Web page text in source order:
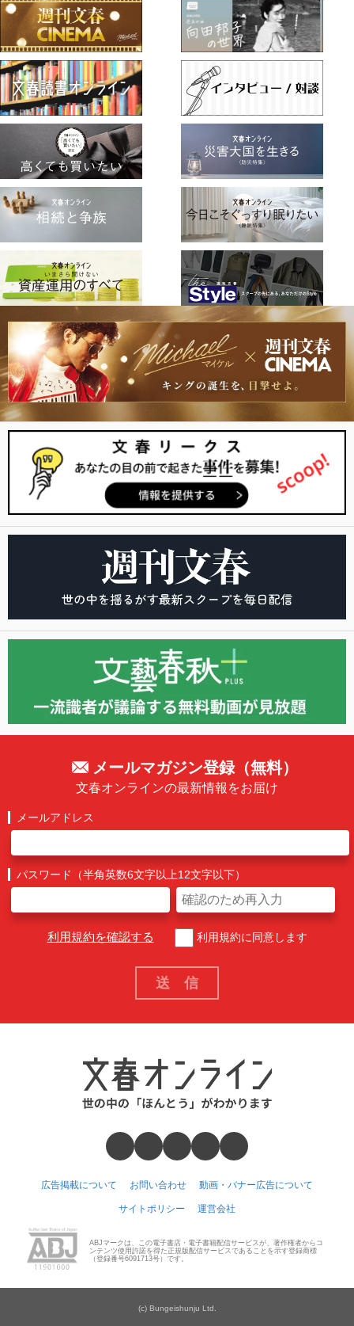
メールマガジン登録（無料）
文春オンラインの最新情報をお届け
メールアドレス
パスワード（半角英数6文字以上12文字以下）
利用規約を確認する 利用規約に同意します
広告掲載について お問い合わせ 動画・バナー広告について
サイトポリシー 運営会社
ABJマークは、この電子書店・電子書籍配信サービスが、著作権者からコ
ンテンツ使用許諾を得た正規版配信サービスであることを示す登録商標
（登録番号6091713号）です。
(c) Bungeishunju Ltd.